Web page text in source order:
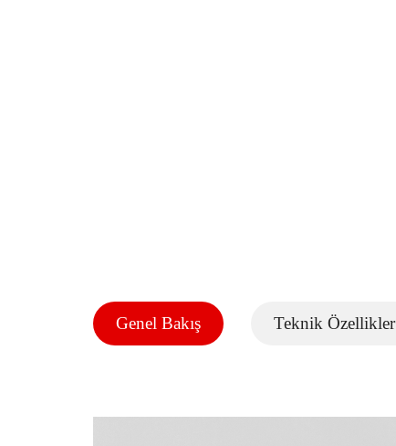
Genel Bakış Teknik Özellikler